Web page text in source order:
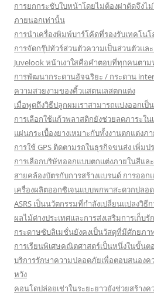
การยกกระชับใบหน้าโดยไม่ต้องผ่าตัดจึงไ
ภายนอกเท่านั้น
การนำเครื่องพิมพ์บาร์โค้ดที่รองรับเทคโน
การจัดกรุ๊ปทัวร์ส่วนตัวความเป็นส่วนตัวแล
Juvelook หน้าเงาใสคือคำตอบที่ทุกคนตาม
การพัฒนากระดานอัจฉริยะ / กระดาน
ความสวยงามของคิ้วแสตนเลสตกแต่ง
เมื่อพูดถึงวิธีปลูกผมเราสามารถแบ่งออกเป็
การเลือกใช้แก้วพลาสติกยังช่วยลดภาระใน
แผ่นกระเบื้องยางเหมาะกับทั้งงานตกแต่งภ
การใช้ GPS ติดตามรถในธุรกิจขนส่ง เพิ่ม
การเลือกบริษัทออกแบบตกแต่งภายในสีแ
สายคล้องบัตรกับการสร้างแบรนด์ การออ
เครื่องผลิตออกซิเจนแบบพกพาสะดวกปล
ASRS เป็นนวัตกรรมที่กำลังเปลี่ยนแปลงวิธี
ผลไม้ต่างประเทศและการส่งเสริมการเก็บ
กระดาษซับลิเมชั่นยังคงเป็นวัสดุที่มีศักยภ
การเรียนพิเศษคณิตศาสตร์เป็นหนึ่งในขั้น
บริการรักษาความปลอดภัยเพื่อตอบสนองค
หวัง
คอนโดปล่อยเช่าในระยะยาวยังช่วยสร้างค